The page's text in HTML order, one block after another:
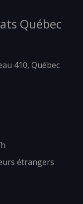
Québec
410, Québec
étrangers